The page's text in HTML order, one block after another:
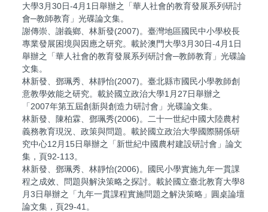
大學3月30日-4月1日舉辦之「華人社會的教育發展系列研討
會─教師教育」光碟論文集。
謝傳崇、謝義鄉、林新發(2007)。臺灣地區國民中小學校長
專業發展困境與因應之研究。載於澳門大學3月30日-4月1日
舉辦之「華人社會的教育發展系列研討會─教師教育」光碟論
文集。
林新發、鄧珮秀、林靜怡(2007)。臺北縣市國民小學教師創
意教學效能之研究。載於國立政治大學1月27日舉辦之
「2007年第五屆創新與創造力研討會」光碟論文集。
林新發、陳柏霖、鄧珮秀(2006)。二十一世紀中國大陸農村
義務教育現況、政策與問題。載於國立政治大學國際關係研
究中心12月15日舉辦之「新世紀中國農村建設研討會」論文
集，頁92-113。
林新發、鄧珮秀、林靜怡(2006)。國民小學實施九年一貫課
程之成效、問題與解決策略之探討。載於國立臺北教育大學8
月3日舉辦之「九年一貫課程實施問題之解決策略」圓桌論壇
論文集，頁29-41。